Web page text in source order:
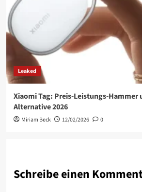
Leaked
Xiaomi Tag: Preis-Leistungs-Hammer
Alternative 2026
Miriam Beck 12/02/2026 0
Schreibe einen